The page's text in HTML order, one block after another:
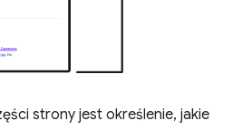
strony jest określenie, jakie